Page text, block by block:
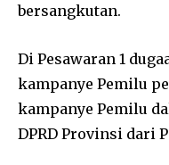
bersangkutan.
Di Pesawaran 1
kampanye Pemilu
kampanye Pemilu
DPRD Provinsi dari